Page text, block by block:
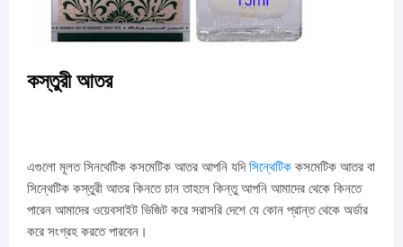
কস্তুরী আতর
এগুলো মূলত সিনথেটিক কসমেটিক আতর আপনি যদিসিন্থেটিক কসমেটিক আতর বা
সিন্থেটিক কস্তুরী আতর কিনতে চান তাহলে কিন্তু আপনি আমাদের থেকে কিনতে
পারেন আমাদের ওয়েবসাইট ভিজিট করে সরাসরি দেশে যে কোন প্রান্ত থেকে অর্ডার
করে সংগ্রহ করতে পারবেন।